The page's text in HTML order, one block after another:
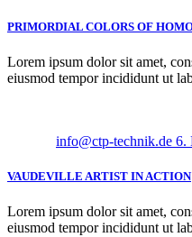
PRIMORDIAL COLORS OF
Lorem ipsum dolor sit amet,
eiusmod tempor incididunt ut
info@ctp-technik.de 6.
VAUDEVILLE ARTIST IN ACTION
Lorem ipsum dolor sit amet,
eiusmod tempor incididunt ut